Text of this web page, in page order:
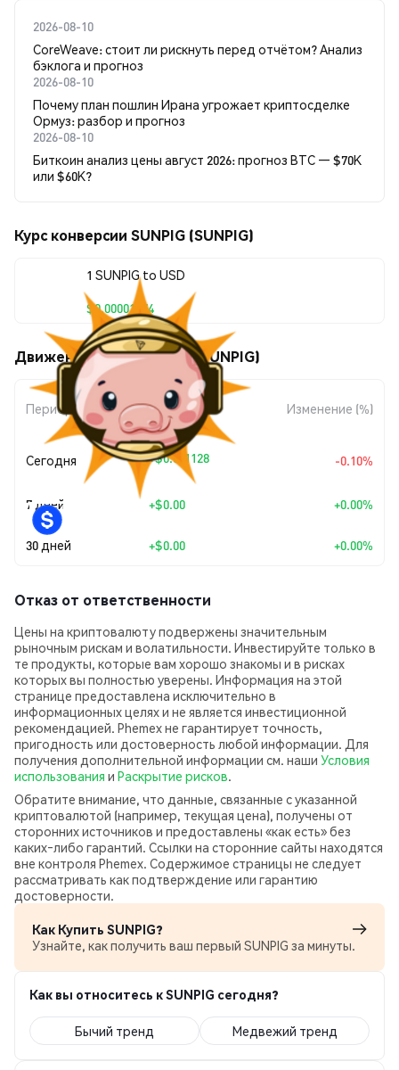
2026-08-10
CoreWeave: стоит ли рискнуть перед отчётом? Анализ
бэклога и прогноз
2026-08-10
Почему план пошлин Ирана угрожает криптосделке
Ормуз: разбор и прогноз
2026-08-10
Биткоин анализ цены август 2026: прогноз BTC — $70K
или $60K?
Курс конверсии SUNPIG (SUNPIG)
1 SUNPIG to USD
$0.00001074
Движения цены SUNPIG (SUNPIG)
Период
Изменение
суммы
Изменение (%)
Сегодня +$0.0 1128 -0.10%
7 дней +$0.00 +0.00%
30 дней +$0.00 +0.00%
Отказ от ответственности
Цены на криптовалюту подвержены значительным
рыночным рискам и волатильности. Инвестируйте только в
те продукты, которые вам хорошо знакомы и в рисках
которых вы полностью уверены. Информация на этой
странице предоставлена исключительно в
информационных целях и не является инвестиционной
рекомендацией. Phemex не гарантирует точность,
пригодность или достоверность любой информации. Для
получения дополнительной информации см. наши Условия
использования и Раскрытие рисков.
Обратите внимание, что данные, связанные с указанной
криптовалютой (например, текущая цена), получены от
сторонних источников и предоставлены «как есть» без
каких‑либо гарантий. Ссылки на сторонние сайты находятся
вне контроля Phemex. Содержимое страницы не следует
рассматривать как подтверждение или гарантию
достоверности.
Как Купить SUNPIG?
Узнайте, как получить ваш первый SUNPIG за минуты.
Как вы относитесь к SUNPIG сегодня?
Бычий тренд Медвежий тренд